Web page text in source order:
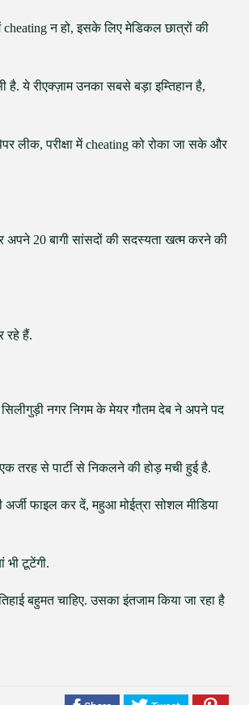
cheating न हो, इसके लिए मेडिकल छात्रों की
ये रीएक्ज़ाम उनका सबसे बड़ा इम्तिहान है,
लीक, परीक्षा में cheating को रोका जा सके और
20 बागी सांसदों की सदस्यता खत्म करने की
रहे हैं.
सिलीगुड़ी नगर निगम के मेयर गौतम देब ने अपने पद
तरह से पार्टी से निकलने की होड़ मची हुई है.
फाइल कर दें, महुआ मोईत्रा सोशल मीडिया
भी टूटेंगी.
बहुमत चाहिए. उसका इंतजाम किया जा रहा है